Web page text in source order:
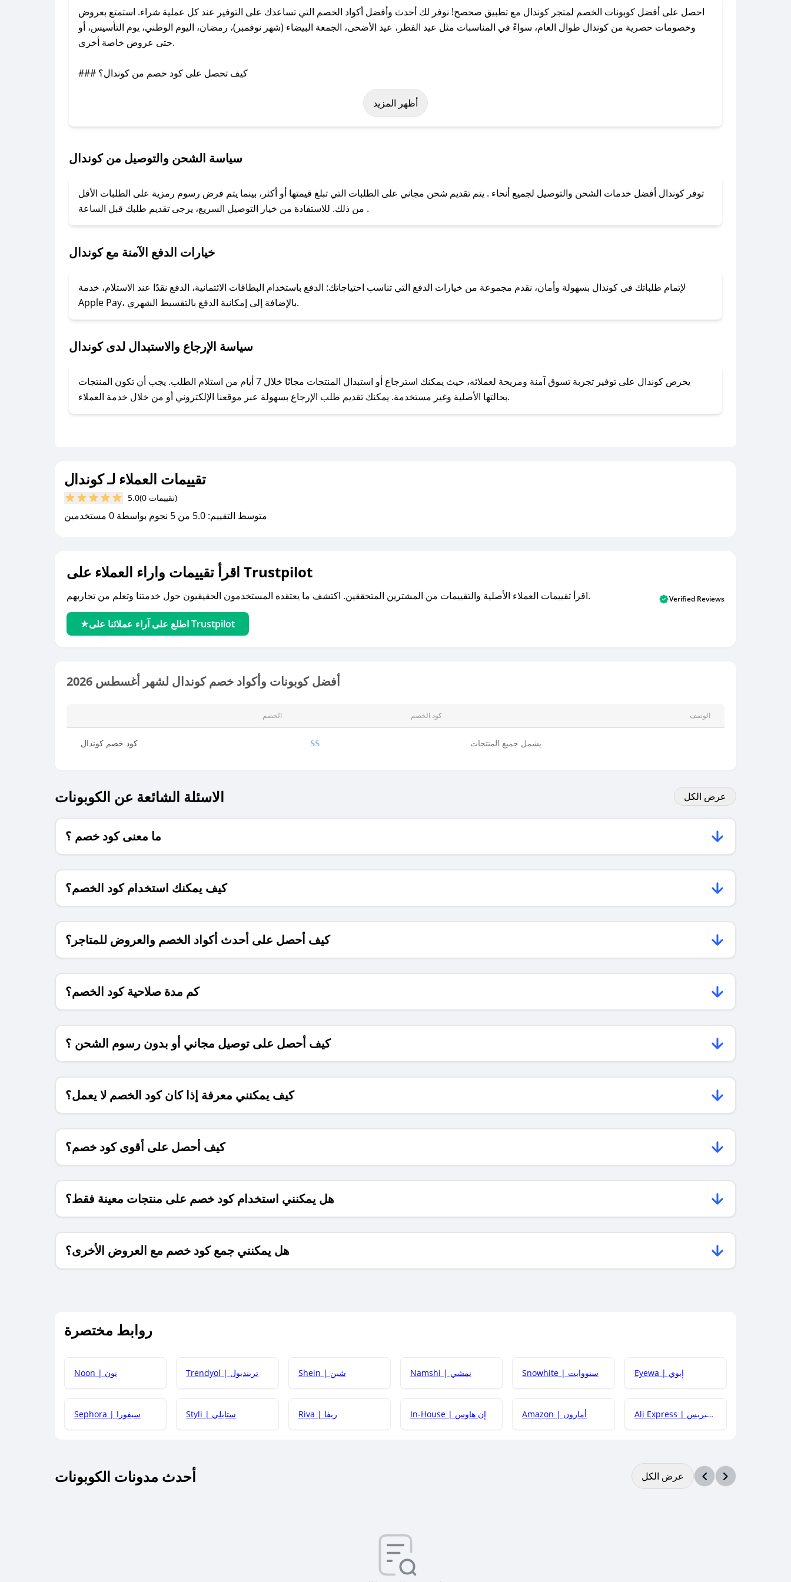
احصل على أفضل كوبونات الخصم لمتجر كوندال مع تطبيق صحصح! نوفر لك أحدث وأفضل أكواد الخصم التي تساعدك على التوفير عند كل عملية شراء. استمتع بعروض
وخصومات حصرية من كوندال طوال العام، سواءً في المناسبات مثل عيد الفطر، عيد الأضحى، الجمعة البيضاء (شهر نوفمبر)، رمضان، اليوم الوطني، يوم التأسيس، أو
حتى عروض خاصة أخرى.
### كيف تحصل على كود خصم من كوندال؟
باستخدام تطبيق صحصح، يمكنك العثور بسهولة على كود خصم كوندال. وفي حال عدم توفر الكوبون، تواصل معنا عبر تويتر أو البريد الإلكتروني لإضافته بسرعة.
لا تقلق! يمكنك التواصل مع فريق دعم صحصح عبر الرسائل الخاصة على تويتر أو البريد الإلكتروني، وسنقوم بحل المشكلة في أسرع وقت ممكن.
### ماذا أفعل إذا لم أجد كود خصم لمتجري المفضل؟
للحصول على كوبونات وخصومات حصرية، قم بما يلي:
- اضغط على أيقونة متابعة لمتجر كوندال في تطبيق صحصح.
- تابع حسابنا الرسمي على تويتر وقم بتفعيل زر التنبيهات.
أظهر المزيد
سياسة الشحن والتوصيل من كوندال
توفر كوندال أفضل خدمات الشحن والتوصيل لجميع أنحاء . يتم تقديم شحن مجاني على الطلبات التي تبلغ قيمتها أو أكثر، بينما يتم فرض رسوم رمزية على الطلبات الأقل
من ذلك. للاستفادة من خيار التوصيل السريع، يرجى تقديم طلبك قبل الساعة .
خيارات الدفع الآمنة مع كوندال
لإتمام طلباتك في كوندال بسهولة وأمان، نقدم مجموعة من خيارات الدفع التي تناسب احتياجاتك: الدفع باستخدام البطاقات الائتمانية، الدفع نقدًا عند الاستلام، خدمة
Apple Pay، بالإضافة إلى إمكانية الدفع بالتقسيط الشهري.
سياسة الإرجاع والاستبدال لدى كوندال
يحرص كوندال على توفير تجربة تسوق آمنة ومريحة لعملائه، حيث يمكنك استرجاع أو استبدال المنتجات مجانًا خلال 7 أيام من استلام الطلب. يجب أن تكون المنتجات
بحالتها الأصلية وغير مستخدمة. يمكنك تقديم طلب الإرجاع بسهولة عبر موقعنا الإلكتروني أو من خلال خدمة العملاء.
تقييمات العملاء لـ كوندال
5.0 (0 تقييمات)
متوسط التقييم: 5.0 من 5 نجوم بواسطة 0 مستخدمين
اقرأ تقييمات واراء العملاء على Trustpilot
اقرأ تقييمات العملاء الأصلية والتقييمات من المشترين المتحققين. اكتشف ما يعتقده المستخدمون الحقيقيون حول خدمتنا وتعلم من تجاربهم.
اطلع على آراء عملائنا على Trustpilot
Verified Reviews
أفضل كوبونات وأكواد خصم كوندال لشهر أغسطس 2026
الخصم كود الخصم الوصف
كود خصم كوندال SS يشمل جميع المنتجات
الاسئلة الشائعة عن الكوبونات عرض الكل
ما معنى كود خصم ؟
كيف يمكنك استخدام كود الخصم؟
كيف أحصل على أحدث أكواد الخصم والعروض للمتاجر؟
كم مدة صلاحية كود الخصم؟
كيف أحصل على توصيل مجاني أو بدون رسوم الشحن ؟
كيف يمكنني معرفة إذا كان كود الخصم لا يعمل؟
كيف أحصل على أقوى كود خصم؟
هل يمكنني استخدام كود خصم على منتجات معينة فقط؟
هل يمكنني جمع كود خصم مع العروض الأخرى؟
روابط مختصرة
Noon | نون Trendyol | ترينديول Shein | شين Namshi | نمشي Snowhite | سنووايت Eyewa | إيوي
Sephora | سيفورا Styli | ستايلي Riva | ريفا In-House | إن هاوس Amazon | أمازون Ali Express | علي إكسبريس
أحدث مدونات الكوبونات عرض الكل